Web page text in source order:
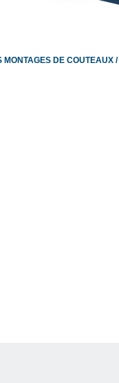
MONTAGES DE COUTEAUX